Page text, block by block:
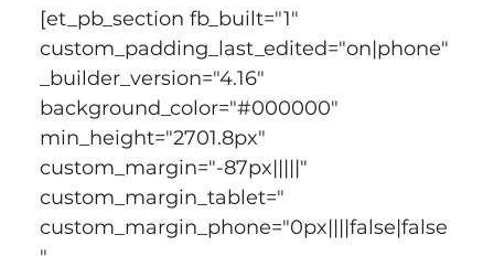
[et_pb_section fb_built="1"
custom_padding_last_edited="on|phone"
_builder_version="4.16"
background_color="#000000"
min_height="2701.8px"
custom_margin="-87px|||||"
custom_margin_tablet="
custom_margin_phone="0px||||false|false